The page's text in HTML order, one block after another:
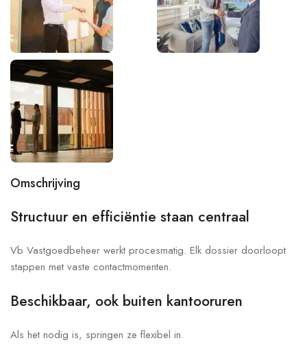
Omschrijving
Structuur en efficiëntie staan centraal
Vb Vastgoedbeheer werkt procesmatig. Elk dossier doorloopt
stappen met vaste contactmomenten.
Beschikbaar, ook buiten kantooruren
Als het nodig is, springen ze flexibel in.